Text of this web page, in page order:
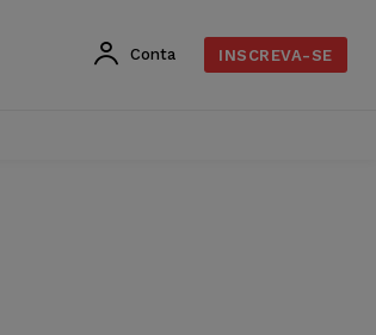
Conta INSCREVA-SE